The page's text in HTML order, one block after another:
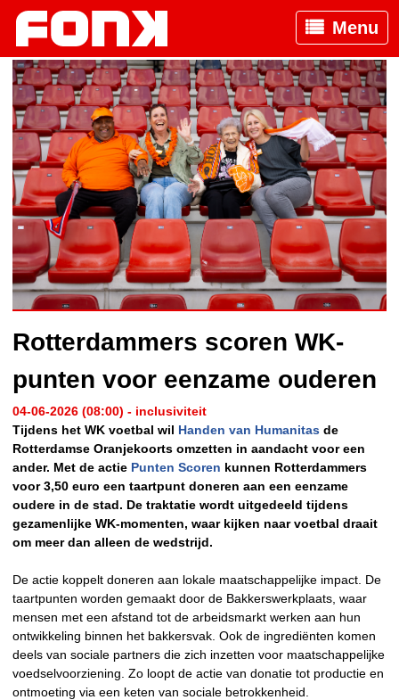
Menu
Rotterdammers scoren WK-
punten voor eenzame ouderen
04-06-2026 (08:00) - inclusiviteit
Tijdens het WK voetbal wil Handen van Humanitas de
Rotterdamse Oranjekoorts omzetten in aandacht voor een
ander. Met de actie Punten Scoren kunnen Rotterdammers
voor 3,50 euro een taartpunt doneren aan een eenzame
oudere in de stad. De traktatie wordt uitgedeeld tijdens
gezamenlijke WK-momenten, waar kijken naar voetbal draait
om meer dan alleen de wedstrijd.
De actie koppelt doneren aan lokale maatschappelijke impact. De
taartpunten worden gemaakt door de Bakkerswerkplaats, waar
mensen met een afstand tot de arbeidsmarkt werken aan hun
ontwikkeling binnen het bakkersvak. Ook de ingrediënten komen
deels van sociale partners die zich inzetten voor maatschappelijke
voedselvoorziening. Zo loopt de actie van donatie tot productie en
ontmoeting via een keten van sociale betrokkenheid.